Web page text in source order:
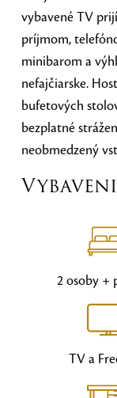
vybavené TV
príjmom,
minibarom a
nefajčiarske.
bufetových
bezplatné
neobmedzený
2 osoby +
TV a